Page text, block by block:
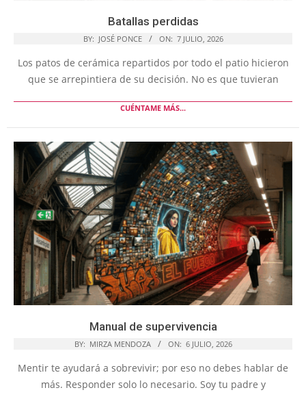
Batallas perdidas
BY: JOSÉ PONCE ON: 7 JULIO, 2026
Los patos de cerámica repartidos por todo el patio hicieron
que se arrepintiera de su decisión. No es que tuvieran
CUÉNTAME MÁS...
Manual de supervivencia
BY: MIRZA MENDOZA ON: 6 JULIO, 2026
Mentir te ayudará a sobrevivir; por eso no debes hablar de
más. Responder solo lo necesario. Soy tu padre y